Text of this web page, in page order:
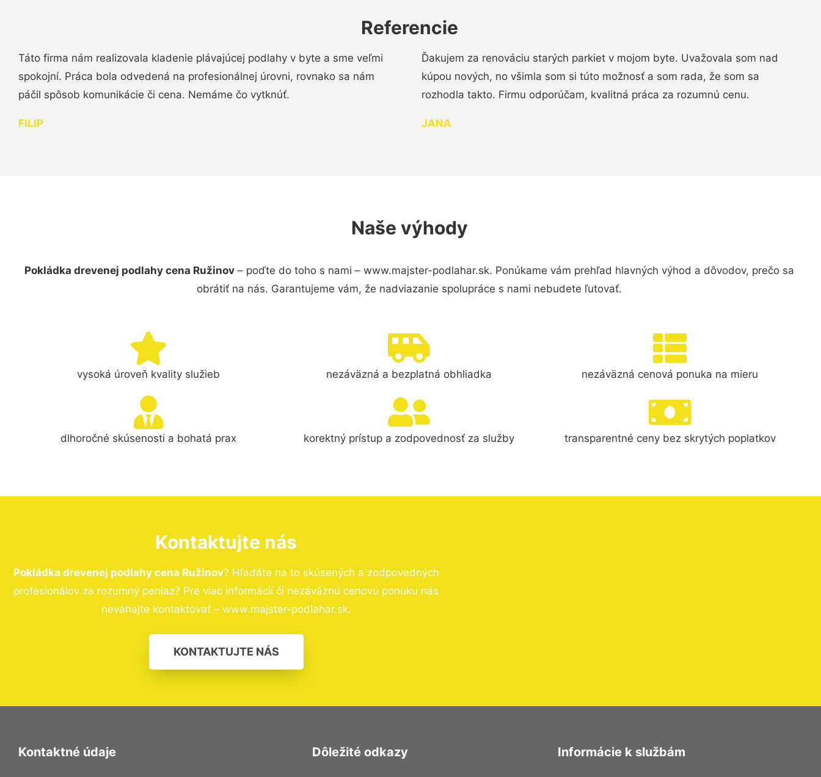
Referencie
Táto firma nám realizovala kladenie plávajúcej podlahy v byte a sme veľmi
spokojní. Práca bola odvedená na profesionálnej úrovni, rovnako sa nám
páčil spôsob komunikácie či cena. Nemáme čo vytknúť.
FILIP
Ďakujem za renováciu starých parkiet v mojom byte. Uvažovala som nad
kúpou nových, no všimla som si túto možnosť a som rada, že som sa
rozhodla takto. Firmu odporúčam, kvalitná práca za rozumnú cenu.
JANA
Naše výhody
Pokládka drevenej podlahy cena Ružinov – poďte do toho s nami – www.majster-podlahar.sk. Ponúkame vám prehľad hlavných výhod a dôvodov, prečo sa
obrátiť na nás. Garantujeme vám, že nadviazanie spolupráce s nami nebudete ľutovať.
vysoká úroveň kvality služieb nezáväzná a bezplatná obhliadka nezáväzná cenová ponuka na mieru
dlhoročné skúsenosti a bohatá prax korektný prístup a zodpovednosť za služby transparentné ceny bez skrytých poplatkov
Kontaktujte nás
Pokládka drevenej podlahy cena Ružinov? Hľadáte na to skúsených a zodpovedných
profesionálov za rozumný peniaz? Pre viac informácií či nezáväznú cenovú ponuku nás
neváhajte kontaktovať – www.majster-podlahar.sk.
KONTAKTUJTE NÁS
Kontaktné údaje Dôležité odkazy Informácie k službám